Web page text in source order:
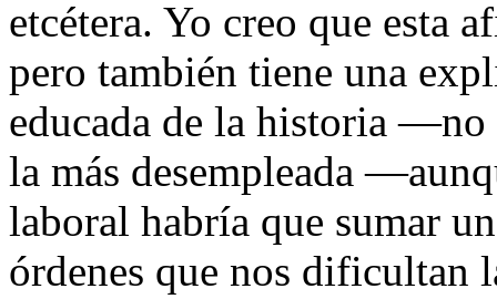
etcétera. Yo creo que esta
pero también tiene una
educada de la historia
la más desempleada
laboral habría que sumar
órdenes que nos